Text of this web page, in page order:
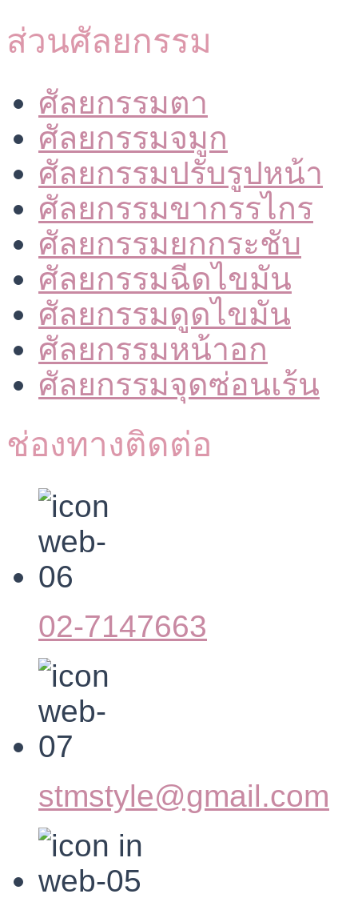
ส่วนศัลยกรรม
ศัลยกรรมตา
ศัลยกรรมจมูก
ศัลยกรรมปรับรูปหน้า
ศัลยกรรมขากรรไกร
ศัลยกรรมยกกระชับ
ศัลยกรรมฉีดไขมัน
ศัลยกรรมดูดไขมัน
ศัลยกรรมหน้าอก
ศัลยกรรมจุดซ่อนเร้น
ช่องทางติดต่อ
02-7147663
stmstyle@gmail.com